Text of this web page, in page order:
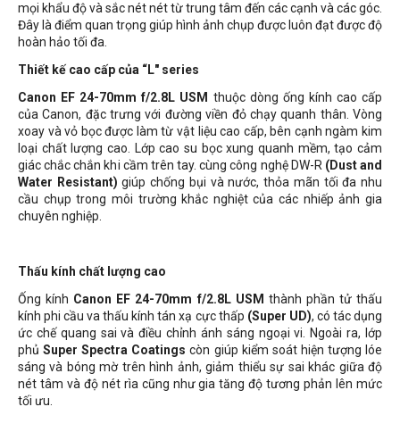
mọi khẩu độ và sắc nét nét từ trung tâm đến các cạnh và các góc.
Đây là điểm quan trọng giúp hình ảnh chụp được luôn đạt được độ
hoàn hảo tối đa.
Thiết kế cao cấp của “L" series
Canon EF 24-70mm f/2.8L USM thuộc dòng ống kính cao cấp
của Canon, đặc trưng với đường viền đỏ chạy quanh thân. Vòng
xoay và vỏ bọc được làm từ vật liệu cao cấp, bên cạnh ngàm kim
loại chất lượng cao. Lớp cao su bọc xung quanh mềm, tạo cảm
giác chắc chắn khi cầm trên tay. cùng công nghệ DW-R (Dust and
Water Resistant) giúp chống bụi và nước, thỏa mãn tối đa nhu
cầu chụp trong môi trường khắc nghiệt của các nhiếp ảnh gia
chuyên nghiệp.
Thấu kính chất lượng cao
Ống kính Canon EF 24-70mm f/2.8L USM thành phần tử thấu
kính phi cầu va thấu kính tán xạ cực thấp (Super UD), có tác dụng
ức chế quang sai và điều chỉnh ánh sáng ngoại vi. Ngoài ra, lớp
phủSuper Spectra Coatings còn giúp kiểm soát hiện tượng lóe
sáng và bóng mờ trên hình ảnh, giảm thiểu sự sai khác giữa độ
nét tâm và độ nét rìa cũng như gia tăng độ tương phản lên mức
tối ưu.